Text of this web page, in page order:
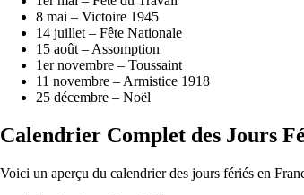
8 mai – Victoire 1945
14 juillet – Fête Nationale
15 août – Assomption
1er novembre – Toussaint
11 novembre – Armistice 1918
25 décembre – Noël
Calendrier Complet des Jours
Voici un aperçu du calendrier des jours fériés en